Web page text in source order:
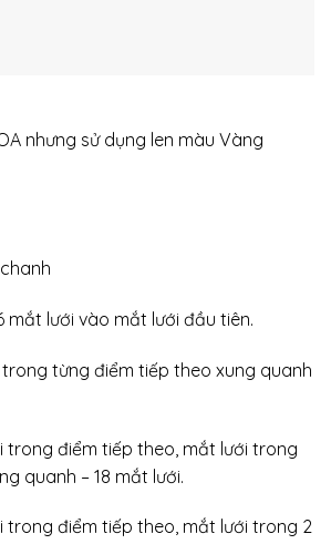
nhưng sử dụng len màu Vàng
mắt lưới vào mắt lưới đầu tiên.
từng điểm tiếp theo xung quanh
trong điểm tiếp theo, mắt lưới trong
quanh – 18 mắt lưới.
trong điểm tiếp theo, mắt lưới trong 2